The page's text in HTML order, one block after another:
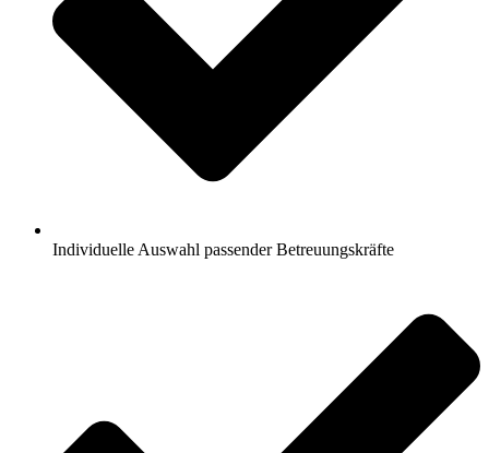
Individuelle Auswahl passender Betreuungskräfte